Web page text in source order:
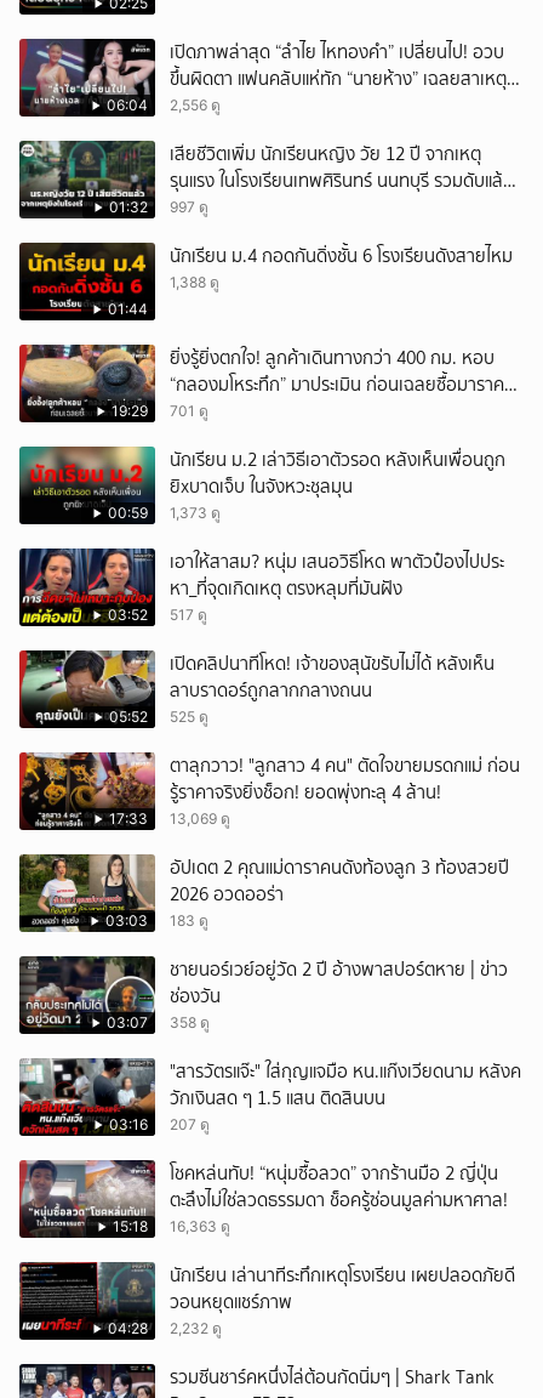
06:04
เปิดภาพล่าสุด “ลำไย ไหทองคำ” เปลี่ยนไป! อวบ
ขึ้นผิดตา แฟนคลับแห่ทัก “นายห้าง” เฉลยสาเหตุ
ชัด!
2,556 ดู
01:32
เสียชีวิตเพิ่ม นักเรียนหญิง วัย 12 ปี จากเหตุ
รุนแรง ในโรงเรียนเทพศิรินทร์ นนทบุรี รวมดับแล้ว
9 ราย
997 ดู
01:44
นักเรียน ม.4 กอดกันดิ่งชั้น 6 โรงเรียนดังสายไหม
1,388 ดู
19:29
ยิ่งรู้ยิ่งตกใจ! ลูกค้าเดินทางกว่า 400 กม. หอบ
“กลองมโหระทึก” มาประเมิน ก่อนเฉลยซื้อมาราคา
เท่าไหร่?
701 ดู
00:59
นักเรียน ม.2 เล่าวิธีเอาตัวรอด หลังเห็นเพื่อนถูก
ยิxบาดเจ็บ ในจังหวะชุลมุน
1,373 ดู
03:52
เอาให้สาสม? หนุ่ม เสนอวิธีโหด พาตัวป๋องไปประ
หา_ที่จุดเกิดเหตุ ตรงหลุมที่มันฝัง
517 ดู
05:52
เปิดคลิปนาทีโหด! เจ้าของสุนัขรับไม่ได้ หลังเห็น
ลาบราดอร์ถูกลากกลางถนน
525 ดู
17:33
ตาลุกวาว! "ลูกสาว 4 คน" ตัดใจขายมรดกแม่ ก่อน
รู้ราคาจริงยิ่งช็อก! ยอดพุ่งทะลุ 4 ล้าน!
13,069 ดู
03:03
อัปเดต 2 คุณแม่ดาราคนดังท้องลูก 3 ท้องสวยปี
2026 อวดออร่า
183 ดู
03:07
ชายนอร์เวย์อยู่วัด 2 ปี อ้างพาสปอร์ตหาย | ข่าว
ช่องวัน
358 ดู
03:16
"สารวัตรแจ๊ะ" ใส่กุญแจมือ หน.แก๊งเวียดนาม หลังค
วักเงินสด ๆ 1.5 แสน ติดสินบน
207 ดู
15:18
โชคหล่นทับ! “หนุ่มซื้อลวด” จากร้านมือ 2 ญี่ปุ่น
ตะลึงไม่ใช่ลวดธรรมดา ช็อครู้ซ่อนมูลค่ามหาศาล!
16,363 ดู
04:28
นักเรียน เล่านาทีระทึกเหตุโรงเรียน เผยปลอดภัยดี
วอนหยุดแชร์ภาพ
2,232 ดู
รวมซีนชาร์คหนึ่งไล่ต้อนกัดนิ่มๆ | Shark Tank